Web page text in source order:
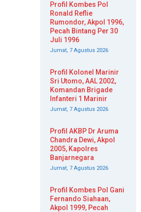
Profil Kombes Pol
Ronald Reflie
Rumondor, Akpol 1996,
Pecah Bintang Per 30
Juli 1996
Jumat, 7 Agustus 2026
Profil Kolonel Marinir
Sri Utomo, AAL 2002,
Komandan Brigade
Infanteri 1 Marinir
Jumat, 7 Agustus 2026
Profil AKBP Dr Aruma
Chandra Dewi, Akpol
2005, Kapolres
Banjarnegara
Jumat, 7 Agustus 2026
Profil Kombes Pol Gani
Fernando Siahaan,
Akpol 1999, Pecah